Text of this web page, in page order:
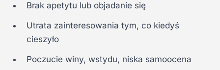
Brak apetytu lub objadanie się
Utrata zainteresowania tym, co kiedyś
cieszyło
Poczucie winy, wstydu, niska samoocena